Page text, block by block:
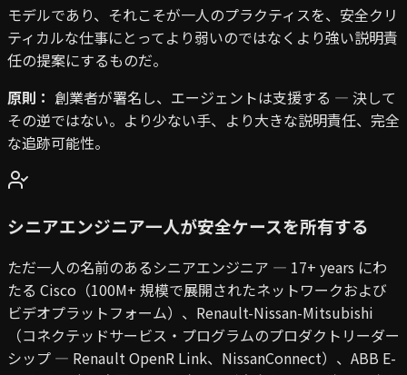
モデルであり、それこそが一人のプラクティスを、安全クリ
ティカルな仕事にとってより弱いのではなくより強い説明責
任の提案にするものだ。
原則： 創業者が署名し、エージェントは支援する — 決して
その逆ではない。より少ない手、より大きな説明責任、完全
な追跡可能性。
シニアエンジニア一人が安全ケースを所有する
ただ一人の名前のあるシニアエンジニア — 17+ years にわ
たる Cisco（100M+ 規模で展開されたネットワークおよび
ビデオプラットフォーム）、Renault-Nissan-Mitsubishi
（コネクテッドサービス・プログラムのプロダクトリーダー
シップ — Renault OpenR Link、NissanConnect）、ABB E-